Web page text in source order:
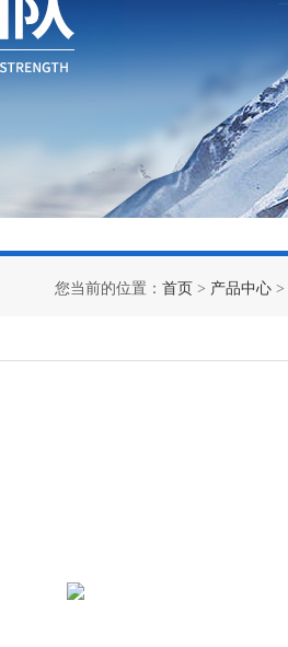
您当前的位置： 首页 > 产品中心 >